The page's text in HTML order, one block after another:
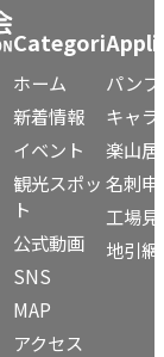
Categori
ホーム
新着情報
イベント
観光スポッ
ト
公式動画
SNS
MAP
アクセス
パン
キャ
楽山
名刺申
工場
地引